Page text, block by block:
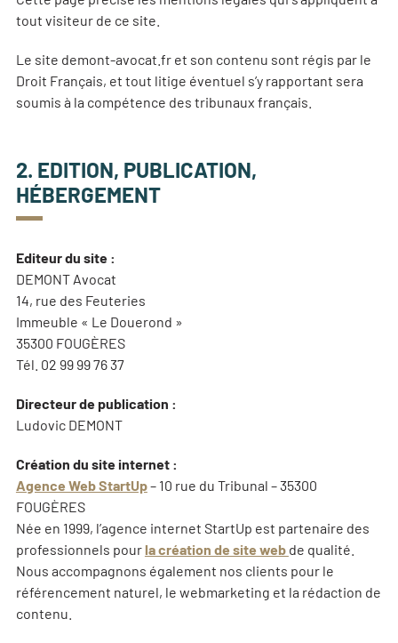
tout visiteur de ce site.
Le site demont-avocat.fr et son contenu sont régis par le
Droit Français, et tout litige éventuel s’y rapportant sera
soumis à la compétence des tribunaux français.
2. EDITION, PUBLICATION,
HÉBERGEMENT
Editeur du site :
DEMONT Avocat
14, rue des Feuteries
Immeuble « Le Douerond »
35300 FOUGÈRES
Tél. 02 99 99 76 37
Directeur de publication :
Ludovic DEMONT
Création du site internet :
Agence Web StartUp– 10 rue du Tribunal – 35300
FOUGÈRES
Née en 1999, l’agence internet StartUp est partenaire des
professionnels pourla création de site web de qualité.
Nous accompagnons également nos clients pour le
référencement naturel, le webmarketing et la rédaction de
contenu.